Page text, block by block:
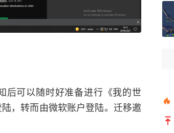
后可以随时好准备进行《我的世
，转而由微软账户登陆。迁移邀